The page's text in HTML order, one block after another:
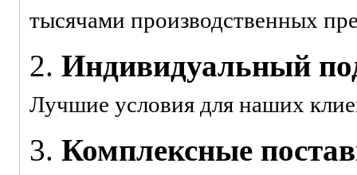
тысячами производственных
2. Индивидуальный
Лучшие условия для наших
3. Комплексные